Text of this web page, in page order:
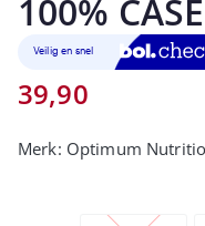
100%
39,90
Merk: Optimum